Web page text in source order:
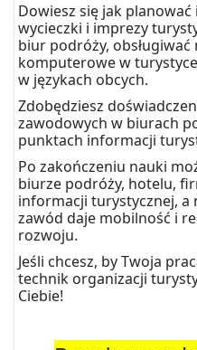
Dowiesz się jak
wycieczki i imprezy
biur podróży,
komputerowe w
w językach obcych.
Zdobędziesz
zawodowych w biurach
punktach informacji
Po zakończeniu nauki
biurze podróży, hotelu,
informacji turystycznej, a
zawód daje mobilność i
rozwoju.
Jeśli chcesz, by Twoja
technik organizacji
Ciebie!